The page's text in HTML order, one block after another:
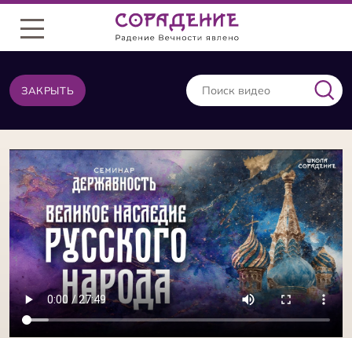
Меню
ЗАКРЫТЬ
ВИДЕО ИЗ ТОЙ ЖЕ КАТЕГОРИИ